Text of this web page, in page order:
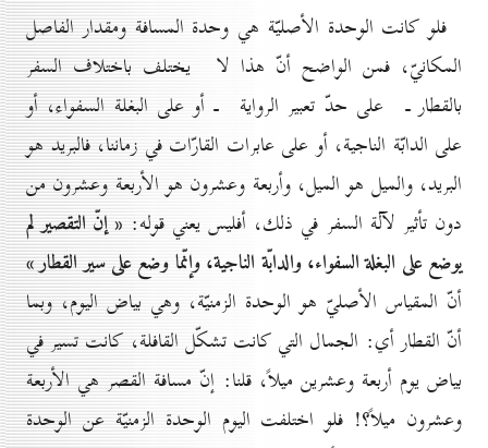
فلو كانت الوحدة الأصليّة هي وحدة المسافة ومقدار الفاصل
المكانيّ، فمن الواضح أنّ هذا لا يختلف باختلاف السفر
بالقطار ـ على حدّ تعبير الرواية ـ أو على البغلة السفواء، أو
على الدابّة الناجية، أو على عابرات القارّات في زماننا، فالبريد هو
البريد، والميل هو الميل، وأربعة وعشرون هو الأربعة وعشرون من
دون تأثير لآلة السفر في ذلك، أفليس يعني قوله: « إنّ التقصير لم
يوضع على البغلة السفواء، والدابّة الناجية، وإنّما وضع على سير القطار »
أنّ المقياس الأصليّ هو الوحدة الزمنيّة، وهي بياض اليوم، وبما
أنّ القطار أي: الجمال التي كانت تشكّل القافلة، كانت تسير في
بياض يوم أربعة وعشرين ميلاً، قلنا: إنّ مسافة القصر هي الأربعة
وعشرون ميلاً؟! فلو اختلفت اليوم الوحدة الزمنيّة عن الوحدة